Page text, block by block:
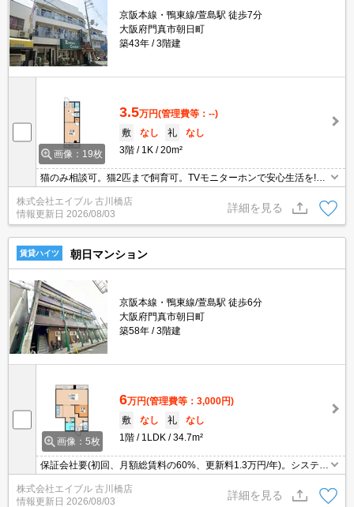
京阪本線・鴨東線/萱島駅 徒歩7分
大阪府門真市朝日町
築43年
3階建
画像：19枚
3.5万円(管理費等：--)
敷
なし 礼
なし
3階
1K 20m²
猫のみ相談可。猫2匹まで飼育可。TVモニターホンで安心生活を!。
ぜひお問い合わせください!。
株式会社エイブル 古川橋店
情報更新日 2026/08/03
詳細を見る
賃貸ハイツ 朝日マンション
京阪本線・鴨東線/萱島駅 徒歩6分
大阪府門真市朝日町
築58年
3階建
画像：5枚
6万円(管理費等：3,000円)
敷
なし 礼
なし
1階
1LDK 34.7m²
保証会社要(初回、月額総賃料の60%、更新料1.3万円/年)。システム
キッチンをお好みの方に。15帖のLDKをご覧ください。お風呂とト
イレが別でこの家賃。TVモニターホンで安心生活を!。
株式会社エイブル 古川橋店
情報更新日 2026/08/03
詳細を見る